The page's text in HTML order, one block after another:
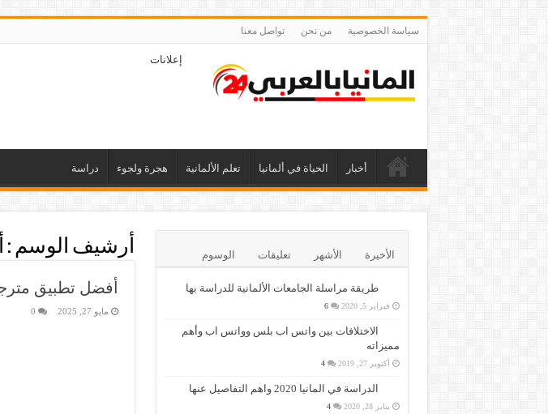
سياسة الخصوصية من نحن تواصل معنا
إعلانات
أخبار الحياة في ألمانيا تعلم الألمانية هجرة ولجوء دراسة
أرشيف الوسم :
أفضل تطبيق
مايو 27, 2025 0
الأخيرة الأشهر تعليقات الوسوم
طريقة مراسلة الجامعات الألمانية للدراسة بها
فبراير 5, 2020 6
الاختلافات بين واتس اب بلس وواتس اب وأهم
مميزاته
أكتوبر 27, 2019 4
الدراسة في المانيا 2020 واهم التفاصيل عنها
يناير 28, 2020 4